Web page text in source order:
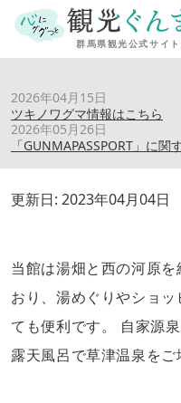
2026年04月15日
ツキノワグマ情報はこちら
2026年05月26日
「GUNMAPASSPORT」に
湯宿みゆき
更新日: 2023年04月04日
当館は湯畑と西の河原
おり、湯めぐりやショ
ても便利です。 自家源
露天風呂で草津温泉をご